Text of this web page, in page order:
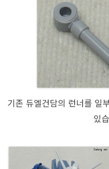
기존 듀엘건담의 런너를 일
있